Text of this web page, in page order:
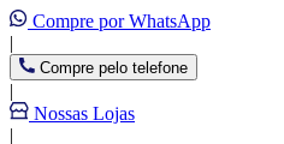
Compre por WhatsApp
|
Compre pelo telefone
|
Nossas Lojas
|